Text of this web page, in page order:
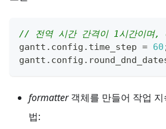
// 전역 시간 간격이 1시간이며
gantt . config . time_step = 60
gantt . config .
formatter객체를 만들어 작업
법: